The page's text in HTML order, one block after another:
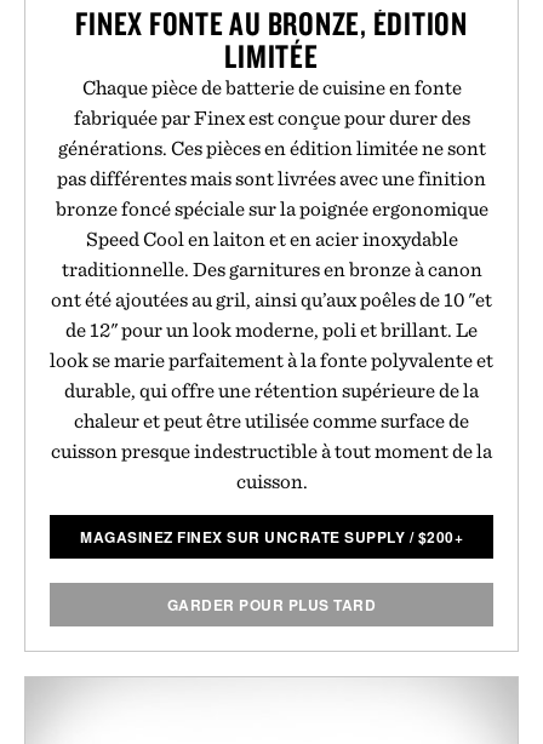
FINEX FONTE AU BRONZE, ÉDITION
LIMITÉE
Chaque pièce de batterie de cuisine en fonte
fabriquée par Finex est conçue pour durer des
générations. Ces pièces en édition limitée ne sont
pas différentes mais sont livrées avec une finition
bronze foncé spéciale sur la poignée ergonomique
Speed Cool en laiton et en acier inoxydable
traditionnelle. Des garnitures en bronze à canon
ont été ajoutées au gril, ainsi qu’aux poêles de 10 "et
de 12" pour un look moderne, poli et brillant. Le
look se marie parfaitement à la fonte polyvalente et
durable, qui offre une rétention supérieure de la
chaleur et peut être utilisée comme surface de
cuisson presque indestructible à tout moment de la
cuisson.
MAGASINEZ FINEX SUR UNCRATE SUPPLY /$200+
GARDER POUR PLUS TARD